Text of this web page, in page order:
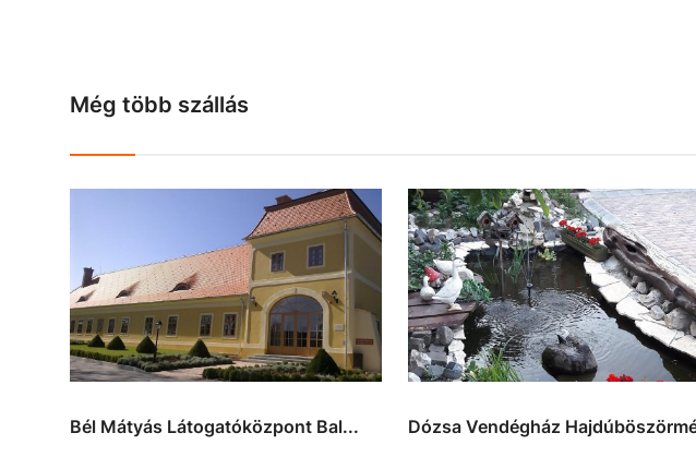
Még több szállás
Bél Mátyás Látogatóközpont Bal... Dózsa Vendégház